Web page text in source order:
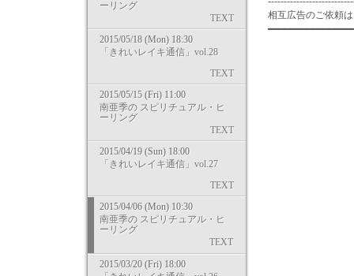
ーリング
TEXT
2015/05/18 (Mon) 18:30
「きれいレイキ通信」vol.28
TEXT
2015/05/15 (Fri) 11:00
南亜季の スピリチュアル・ヒ
ーリング
TEXT
2015/04/19 (Sun) 18:00
「きれいレイキ通信」vol.27
TEXT
2015/04/06 (Mon) 10:30
南亜季の スピリチュアル・ヒ
ーリング
TEXT
2015/03/20 (Fri) 18:00
相互広告のご依頼